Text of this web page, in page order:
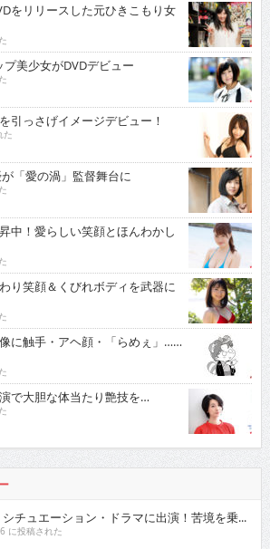
をリリースした元ひきこもり女
美少女がDVDデビュー
っさげイメージデビュー！
た
「愛の渦」監督舞台に
中！愛らしい笑顔とほんわかし
り笑顔＆くびれボディを武器に
に触手・アヘ顔・「らめぇ」……
で大胆な体当たり艶技を…
チュエーション・ドラマに出演！苦境を乗...
に投稿された